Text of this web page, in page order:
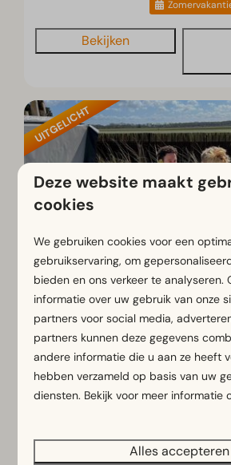
Bekijken
UITGELICHT
Appartement Deluxe Jacuzzi 4
personen
Zuid-Holland, Noordwijk
4
2
2
Privé jacuzzi voor ultieme
Balkon ideaal voor buiten
Deze website maakt
cookies
We gebruiken cookies voor een
gebruikservaring, om
bieden en ons verkeer te analyseren.
informatie over uw gebruik van onze
partners voor social media,
partners kunnen deze gegevens
andere informatie die u aan ze heeft
hebben verzameld op basis van uw
diensten. Bekijk voor meer informatie
Alles accepteren